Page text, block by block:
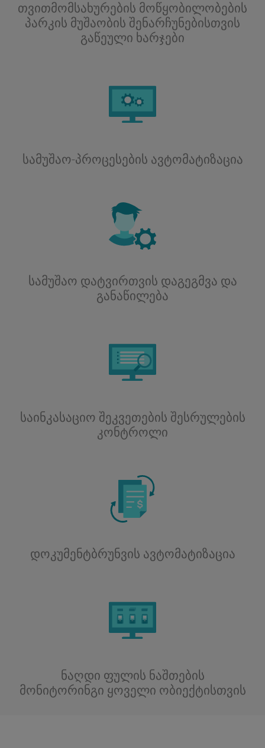
თვითმომსახურების მოწყობილობების
პარკის მუშაობის შენარჩუნებისთვის
გაწეული ხარჯები
სამუშაო-პროცესების ავტომატიზაცია
სამუშაო დატვირთვის დაგეგმვა და
განაწილება
საინკასაციო შეკვეთების შესრულების
კონტროლი
დოკუმენტბრუნვის ავტომატიზაცია
ნაღდი ფულის ნაშთების
მონიტორინგი ყოველი ობიექტისთვის